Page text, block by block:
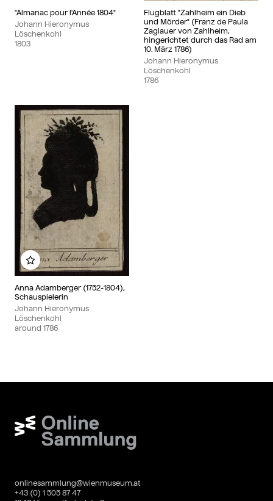
"Almanac pour l'Année 1804"
Johann Hieronymus
Löschenkohl
1803
Flugblatt "Zahlheim ein Dieb
und Mörder" (Franz de Paula
Zaglauer von Zahlheim,
hingerichtet durch das Rad am
10. März 1786)
Johann Hieronymus
Löschenkohl
1786
Anna Adamberger (1752-1804),
Schauspielerin
Johann Hieronymus
Löschenkohl
around 1786
Add to my album
Wien Museum Online Sammlung
onlinesammlung@wienmuseum.at
+43 (0) 1 505 87 47